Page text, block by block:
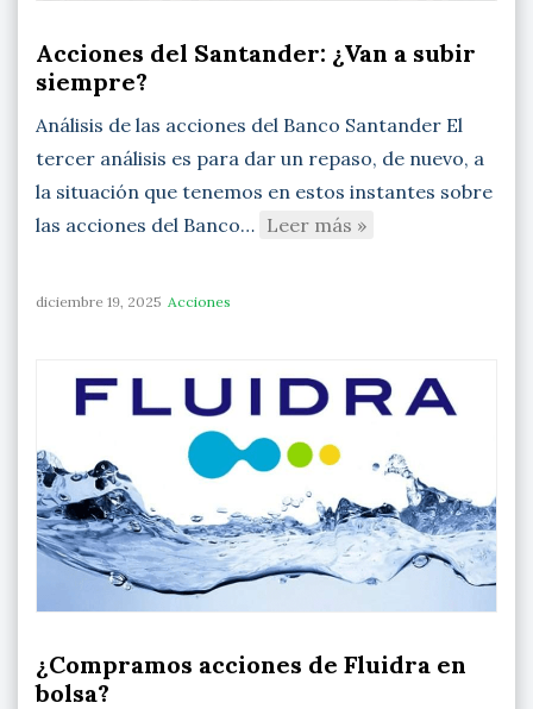
Acciones del Santander: ¿Van a subir
siempre?
Análisis de las acciones del Banco Santander El
tercer análisis es para dar un repaso, de nuevo, a
la situación que tenemos en estos instantes sobre
las acciones del Banco… Leer más »
diciembre 19, 2025 Acciones
¿Compramos acciones de Fluidra en
bolsa?